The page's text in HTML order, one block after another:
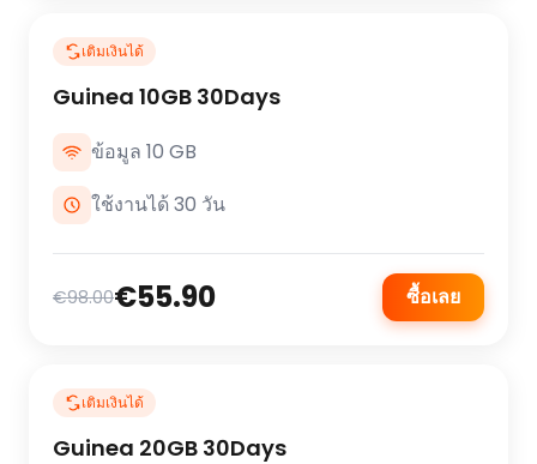
เติมเงินได้
Guinea 10GB 30Days
ข้อมูล 10 GB
ใช้งานได้ 30 วัน
€98.00€55.90 ซื้อเลย
เติมเงินได้
Guinea 20GB 30Days